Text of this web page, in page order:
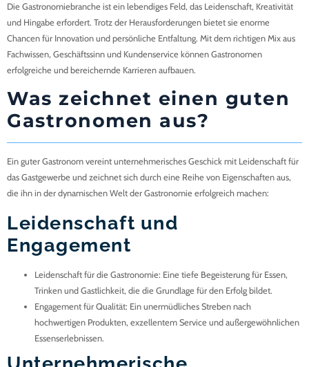
Die Gastronomiebranche ist ein lebendiges Feld, das Leidenschaft, Kreativität
und Hingabe erfordert. Trotz der Herausforderungen bietet sie enorme
Chancen für Innovation und persönliche Entfaltung. Mit dem richtigen Mix aus
Fachwissen, Geschäftssinn und Kundenservice können Gastronomen
erfolgreiche und bereichernde Karrieren aufbauen.
Was zeichnet einen guten
Gastronomen aus?
Ein guter Gastronom vereint unternehmerisches Geschick mit Leidenschaft für
das Gastgewerbe und zeichnet sich durch eine Reihe von Eigenschaften aus,
die ihn in der dynamischen Welt der Gastronomie erfolgreich machen:
Leidenschaft und
Engagement
Leidenschaft für die Gastronomie: Eine tiefe Begeisterung für Essen,
Trinken und Gastlichkeit, die die Grundlage für den Erfolg bildet.
Engagement für Qualität: Ein unermüdliches Streben nach
hochwertigen Produkten, exzellentem Service und außergewöhnlichen
Essenserlebnissen.
Unternehmerische